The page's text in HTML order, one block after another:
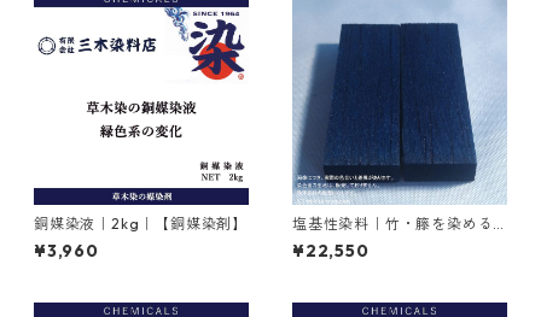
銅媒染液｜2kg｜【銅媒染剤】
¥3,960
塩基性染料｜竹・籐を染める
｜1kg｜塩基性ブラック（黒色
系）
¥22,550